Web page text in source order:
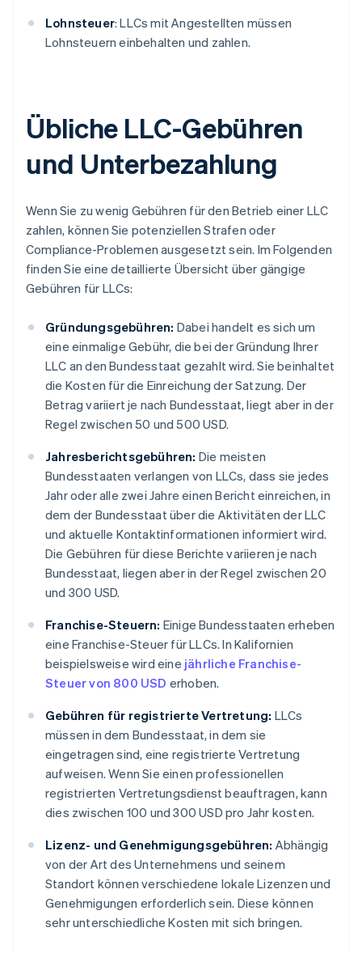
Lohnsteuer: LLCs mit Angestellten müssen
Lohnsteuern einbehalten und zahlen.
Übliche LLC-Gebühren
und Unterbezahlung
Wenn Sie zu wenig Gebühren für den Betrieb einer LLC
zahlen, können Sie potenziellen Strafen oder
Compliance-Problemen ausgesetzt sein. Im Folgenden
finden Sie eine detaillierte Übersicht über gängige
Gebühren für LLCs:
Gründungsgebühren: Dabei handelt es sich um
eine einmalige Gebühr, die bei der Gründung Ihrer
LLC an den Bundesstaat gezahlt wird. Sie beinhaltet
die Kosten für die Einreichung der Satzung. Der
Betrag variiert je nach Bundesstaat, liegt aber in der
Regel zwischen 50 und 500 USD.
Jahresberichtsgebühren: Die meisten
Bundesstaaten verlangen von LLCs, dass sie jedes
Jahr oder alle zwei Jahre einen Bericht einreichen, in
dem der Bundesstaat über die Aktivitäten der LLC
und aktuelle Kontaktinformationen informiert wird.
Die Gebühren für diese Berichte variieren je nach
Bundesstaat, liegen aber in der Regel zwischen 20
und 300 USD.
Franchise-Steuern: Einige Bundesstaaten erheben
eine Franchise-Steuer für LLCs. In Kalifornien
beispielsweise wird eine jährliche Franchise-
Steuer von 800 USD erhoben.
Gebühren für registrierte Vertretung: LLCs
müssen in dem Bundesstaat, in dem sie
eingetragen sind, eine registrierte Vertretung
aufweisen. Wenn Sie einen professionellen
registrierten Vertretungsdienst beauftragen, kann
dies zwischen 100 und 300 USD pro Jahr kosten.
Lizenz- und Genehmigungsgebühren: Abhängig
von der Art des Unternehmens und seinem
Standort können verschiedene lokale Lizenzen und
Genehmigungen erforderlich sein. Diese können
sehr unterschiedliche Kosten mit sich bringen.